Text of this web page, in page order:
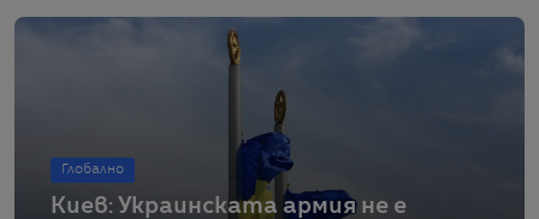
Глобално
Киев: Украинската армия не е